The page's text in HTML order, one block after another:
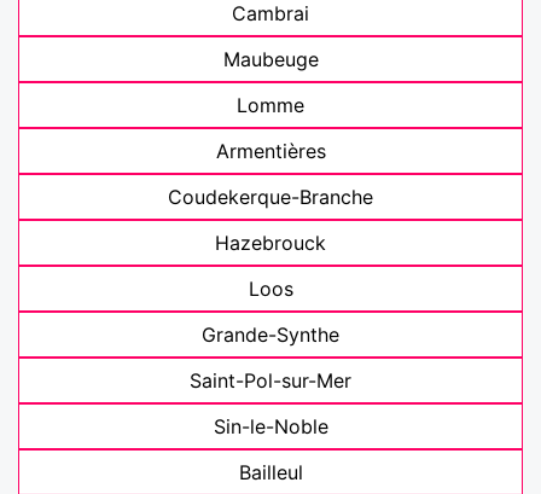
Cambrai
Maubeuge
Lomme
Armentières
Coudekerque-Branche
Hazebrouck
Loos
Grande-Synthe
Saint-Pol-sur-Mer
Sin-le-Noble
Bailleul